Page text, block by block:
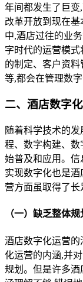
年间都发生了巨变
改革开放到现在
中,酒店过往的业
字时代的运营模
的制定、客户资
等,都会在管理数
二、酒店数字
随着科学技术的
程、数字构建、
始普及和应用。
实现数字化也是
营方面虽取得了长
（一）缺乏整体
酒店数字化运营
化运营的内涵,并
规划。但是许多